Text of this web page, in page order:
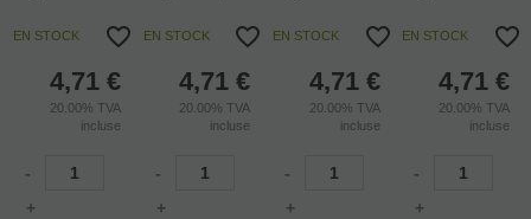
EN STOCK
4,71 €
20.00%TVA
incluse
-
+
EN STOCK
4,71 €
20.00%TVA
incluse
-
+
EN STOCK
4,71 €
20.00% TVA
incluse
-
+
EN STOCK
4,71 €
20.00%TVA
incluse
-
+